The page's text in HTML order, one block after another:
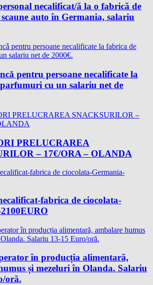
necalificat/ă la o fabrică de
auto în Germania, salariu
pentru persoane necalificate la
cu un salariu net de
PRELUCRAREA
– 17€/ORA – OLANDA
fabrica de ciocolata-
în producția alimentară,
și mezeluri în Olanda. Salariu
oră.